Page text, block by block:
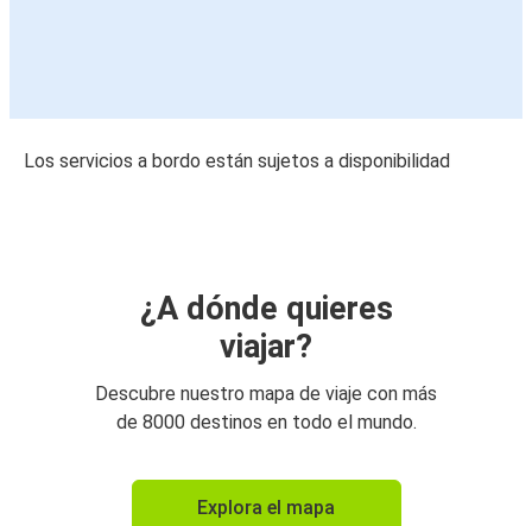
Los servicios a bordo están sujetos a disponibilidad
¿A dónde quieres
viajar?
Descubre nuestro mapa de viaje con más
de 8000 destinos en todo el mundo.
Explora el mapa